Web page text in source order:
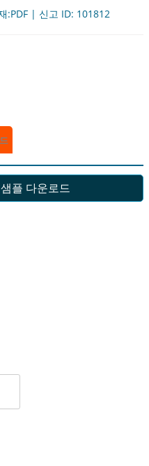
:PDF | 신고 ID: 101812
플 다운로드